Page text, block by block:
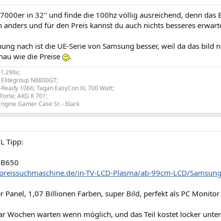
in 32" und finde die 100hz völlig ausreichend, denn das
anders und für den Preis kannst du auch nichts besseres
nach ist die UE-Serie von Samsung besser, weil da das bild
wie die Preise
.
Elitegroup N8800GT;
1066; Tagan EasyCon XL 700 Watt;
AKG K 701;
Gamer Case Sr. - black
Tipp:
in-TV-LCD-Plasma/ab-99cm-LCD/
Panel, 1,07 Billionen Farben, super Bild, perfekt als PC
Wochen warten wenn möglich, und das Teil kostet locker